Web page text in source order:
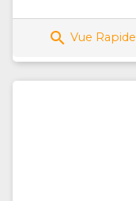
 Vue Rapide